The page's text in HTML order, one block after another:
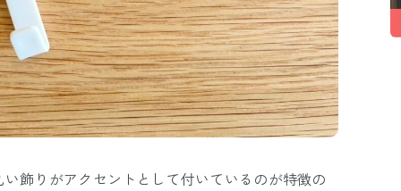
飾りがアクセントとして付いているのが特徴の